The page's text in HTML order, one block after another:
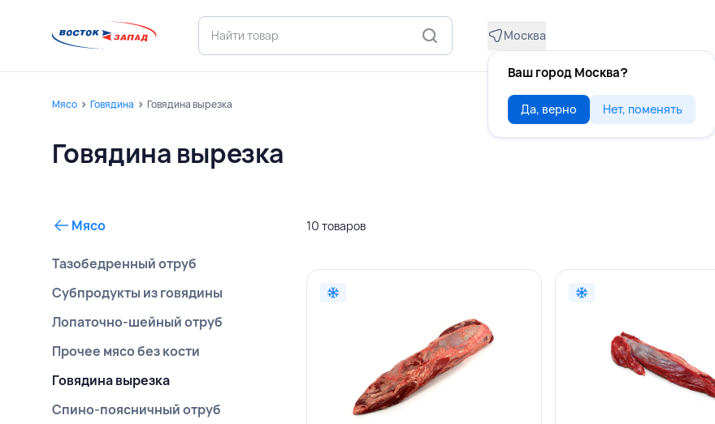
Москва
Ваш город Москва?
Да, верно Нет, поменять
Мясо Говядина Говядина вырезка
Говядина вырезка
Мясо
Тазобедренный отруб
Субпродукты из говядины
Лопаточно-шейный отруб
Прочее мясо без кости
Говядина вырезка
Спино-поясничный отруб
10 товаров